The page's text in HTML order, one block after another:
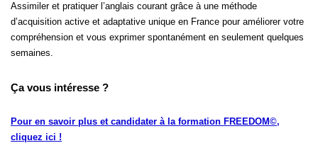
Assimiler et pratiquer l’anglais courant grâce à une méthode
d’acquisition active et adaptative unique en France pour améliorer votre
compréhension et vous exprimer spontanément en seulement quelques
semaines.
Ça vous intéresse ?
Pour en savoir plus et candidater à la formation FREEDOM©,
cliquez ici !